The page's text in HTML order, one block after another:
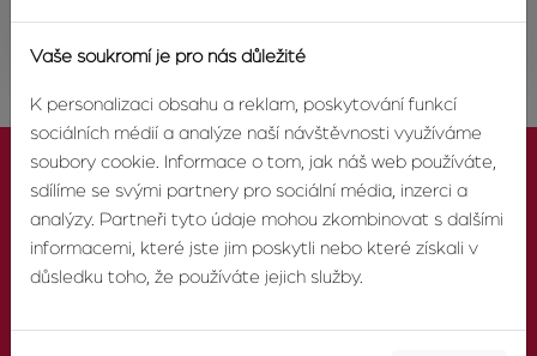
KONTAKTUJTE NÁS
Vaše soukromí je pro nás důležité
K personalizaci obsahu a reklam, poskytování funkcí
sociálních médií a analýze naší návštěvnosti využíváme
soubory cookie. Informace o tom, jak náš web používáte,
sdílíme se svými partnery pro sociální média, inzerci a
analýzy. Partneři tyto údaje mohou zkombinovat s dalšími
informacemi, které jste jim poskytli nebo které získali v
důsledku toho, že používáte jejich služby.